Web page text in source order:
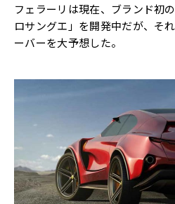
フェラーリは現在、ブランド初
ロサングエ」を開発中だが、そ
ーバーを大予想した。